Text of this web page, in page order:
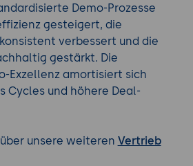
Demo-Prozesse
gesteigert, die
verbessert und die
gestärkt. Die
Exzellenz amortisiert sich
Cycles und höhere Deal-
unsere weiteren Vertrieb